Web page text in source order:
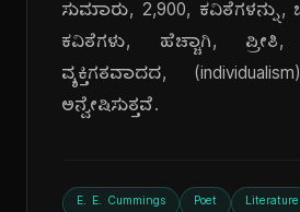
ಸುಮಾರು, 2,900,
ಕವಿತೆಗಳು, ಹೆಚ್ಚಾಗಿ, ಪ್ರೀತಿ,
ವ್ಯಕ್ತಿಗತವಾದದ,
ಅನ್ವೇಷಿಸುತ್ತವೆ.
E. E. Cummings Poet Literature